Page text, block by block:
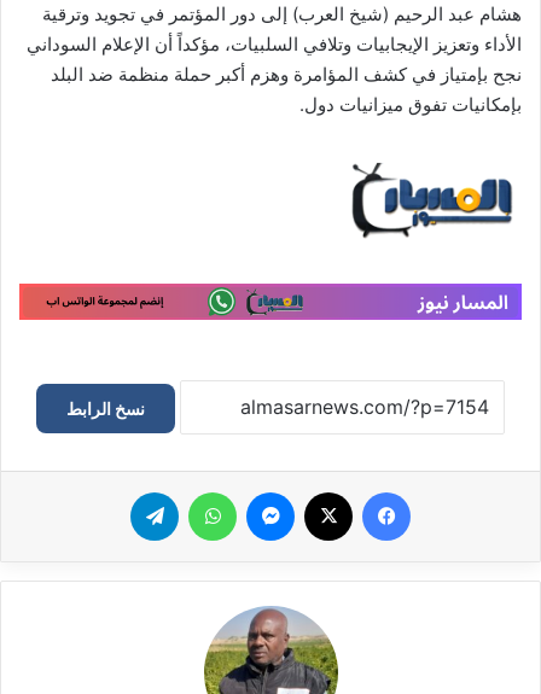
هشام عبد الرحيم (شيخ العرب) إلى دور المؤتمر في تجويد وترقية
الأداء وتعزيز الإيجابيات وتلافي السلبيات، مؤكداً أن الإعلام السوداني
نجح بإمتياز في كشف المؤامرة وهزم أكبر حملة منظمة ضد البلد
بإمكانيات تفوق ميزانيات دول.
نسخ الرابط